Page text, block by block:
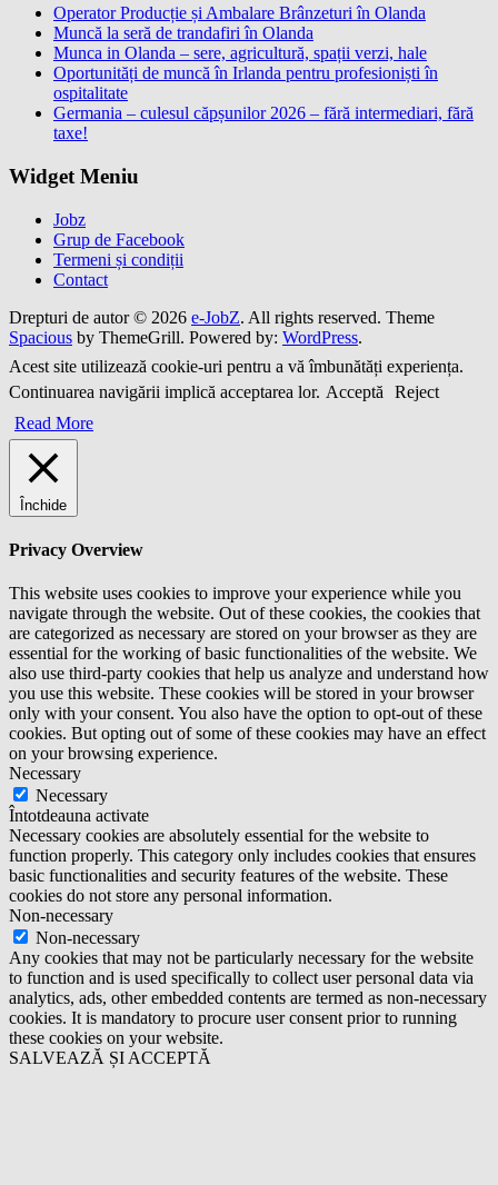
Operator Producție și Ambalare Brânzeturi în Olanda
Muncă la seră de trandafiri în Olanda
Munca in Olanda – sere, agricultură, spații verzi, hale
Oportunități de muncă în Irlanda pentru profesioniști în
ospitalitate
Germania – culesul căpșunilor 2026 – fără intermediari, fără
taxe!
Widget Meniu
Jobz
Grup de Facebook
Termeni și condiții
Contact
Drepturi de autor © 2026 e-JobZ. All rights reserved. Theme
Spacious by ThemeGrill. Powered by: WordPress.
Acest site utilizează cookie-uri pentru a vă îmbunătăți experiența.
Continuarea navigării implică acceptarea lor. Acceptă
Reject
Read More
Închide
Privacy Overview
This website uses cookies to improve your experience while you
navigate through the website. Out of these cookies, the cookies that
are categorized as necessary are stored on your browser as they are
essential for the working of basic functionalities of the website. We
also use third-party cookies that help us analyze and understand how
you use this website. These cookies will be stored in your browser
only with your consent. You also have the option to opt-out of these
cookies. But opting out of some of these cookies may have an effect
on your browsing experience.
Necessary
Necessary
Întotdeauna activate
Necessary cookies are absolutely essential for the website to
function properly. This category only includes cookies that ensures
basic functionalities and security features of the website. These
cookies do not store any personal information.
Non-necessary
Non-necessary
Any cookies that may not be particularly necessary for the website
to function and is used specifically to collect user personal data via
analytics, ads, other embedded contents are termed as non-necessary
cookies. It is mandatory to procure user consent prior to running
these cookies on your website.
SALVEAZĂ ȘI ACCEPTĂ